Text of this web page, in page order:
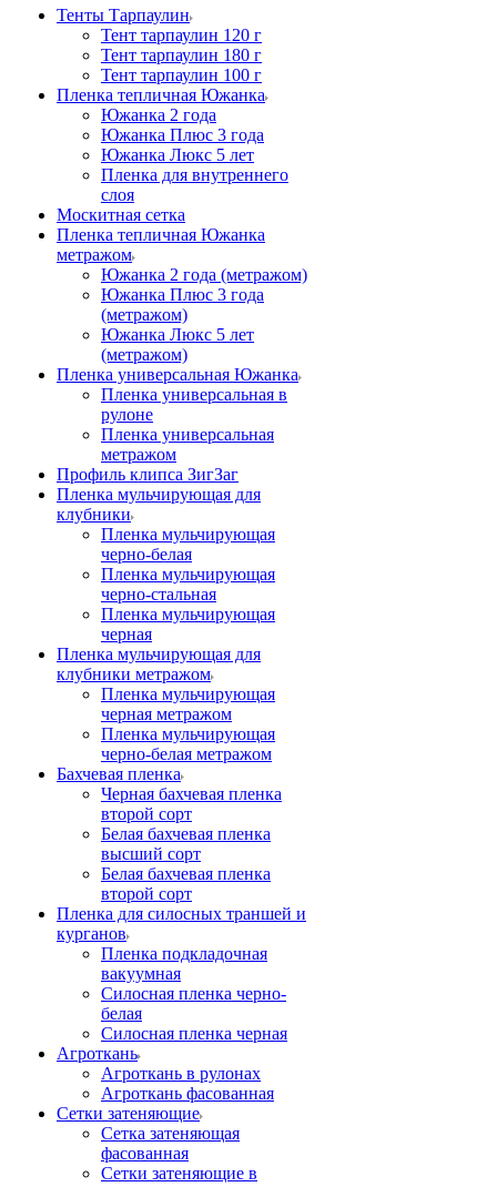
Тенты Тарпаулин
Тент тарпаулин 120 г
Тент тарпаулин 180 г
Тент тарпаулин 100 г
Пленка тепличная Южанка
Южанка 2 года
Южанка Плюс 3 года
Южанка Люкс 5 лет
Пленка для внутреннего
слоя
Москитная сетка
Пленка тепличная Южанка
метражом
Южанка 2 года (метражом)
Южанка Плюс 3 года
(метражом)
Южанка Люкс 5 лет
(метражом)
Пленка универсальная Южанка
Пленка универсальная в
рулоне
Пленка универсальная
метражом
Профиль клипса ЗигЗаг
Пленка мульчирующая для
клубники
Пленка мульчирующая
черно-белая
Пленка мульчирующая
черно-стальная
Пленка мульчирующая
черная
Пленка мульчирующая для
клубники метражом
Пленка мульчирующая
черная метражом
Пленка мульчирующая
черно-белая метражом
Бахчевая пленка
Черная бахчевая пленка
второй сорт
Белая бахчевая пленка
высший сорт
Белая бахчевая пленка
второй сорт
Пленка для силосных траншей и
курганов
Пленка подкладочная
вакуумная
Силосная пленка черно-
белая
Силосная пленка черная
Агроткань
Агроткань в рулонах
Агроткань фасованная
Сетки затеняющие
Сетка затеняющая
фасованная
Сетки затеняющие в